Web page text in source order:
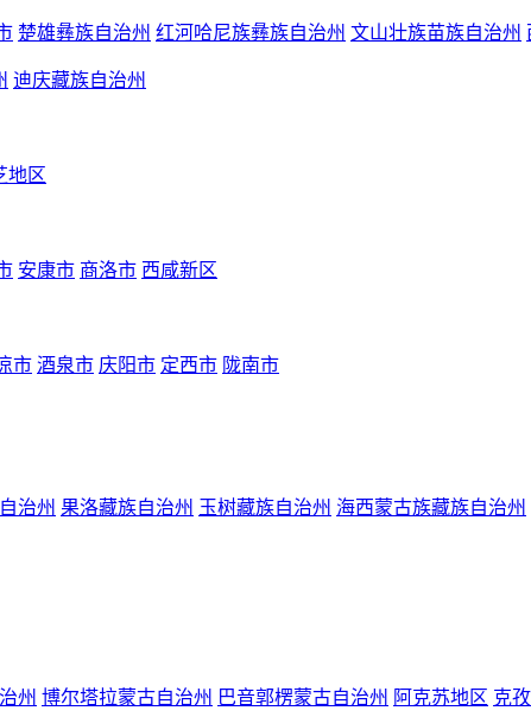
楚雄彝族自治州 红河哈尼族彝族自治州 文山壮族苗族自治州
迪庆藏族自治州
地区
安康市 商洛市 西咸新区
市 酒泉市 庆阳市 定西市 陇南市
治州 果洛藏族自治州 玉树藏族自治州 海西蒙古族藏族自治州
州 博尔塔拉蒙古自治州 巴音郭楞蒙古自治州 阿克苏地区 克